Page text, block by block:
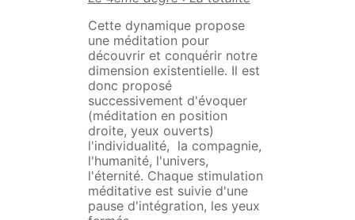
Cette dynamique propose
une méditation pour
découvrir et conquérir notre
dimension existentielle. Il est
donc proposé
successivement d'évoquer
(méditation en position
droite, yeux ouverts)
l'individualité, la compagnie,
l'humanité, l'univers,
l'éternité. Chaque stimulation
méditative est suivie d'une
pause d'intégration, les yeux